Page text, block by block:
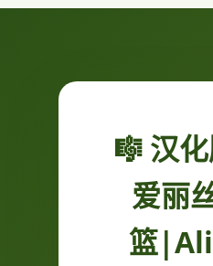
🎼 汉
爱丽
篮